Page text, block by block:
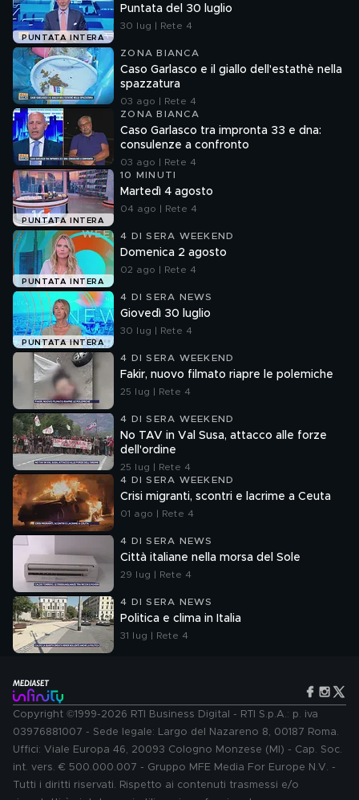
PUNTATA INTERA
Puntata del 30 luglio
30 lug | Rete 4
ZONA BIANCA
Caso Garlasco e il giallo dell'estathè nella
spazzatura
03 ago | Rete 4
ZONA BIANCA
Caso Garlasco tra impronta 33 e dna:
consulenze a confronto
03 ago | Rete 4
PUNTATA INTERA
10 MINUTI
Martedì 4 agosto
04 ago | Rete 4
PUNTATA INTERA
4 DI SERA WEEKEND
Domenica 2 agosto
02 ago | Rete 4
PUNTATA INTERA
4 DI SERA NEWS
Giovedì 30 luglio
30 lug | Rete 4
4 DI SERA WEEKEND
Fakir, nuovo filmato riapre le polemiche
25 lug | Rete 4
4 DI SERA WEEKEND
No TAV in Val Susa, attacco alle forze
dell'ordine
25 lug | Rete 4
4 DI SERA WEEKEND
Crisi migranti, scontri e lacrime a Ceuta
01 ago | Rete 4
4 DI SERA NEWS
Città italiane nella morsa del Sole
29 lug | Rete 4
4 DI SERA NEWS
Politica e clima in Italia
31 lug | Rete 4
Copyright ©1999-2026 RTI Business Digital - RTI S.p.A.: p. iva
03976881007 - Sede legale: Largo del Nazareno 8, 00187 Roma.
Uffici: Viale Europa 46, 20093 Cologno Monzese (MI) - Cap. Soc.
int. vers. € 500.000.007 - Gruppo MFE Media For Europe N.V. -
Tutti i diritti riservati. Rispetto ai contenuti trasmessi e/o